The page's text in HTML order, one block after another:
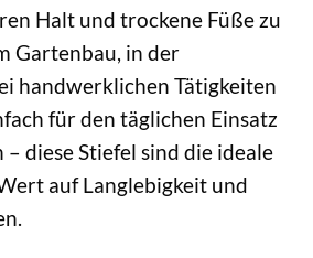
Halt und trockene Füße zu
Gartenbau, in der
handwerklichen Tätigkeiten
für den täglichen Einsatz
– diese Stiefel sind die ideale
auf Langlebigkeit und